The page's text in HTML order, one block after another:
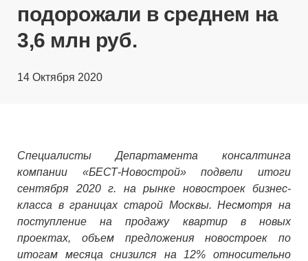
О КОМПАНИИ
подорожали в среднем на
3,6 млн руб.
14 Октября 2020
Специалисты Департамента консалтинга
компании «БЕСТ-Новострой» подвели итоги
сентября 2020 г. на рынке новостроек бизнес-
класса в границах старой Москвы. Несмотря на
поступление на продажу квартир в новых
проектах, объем предложения новостроек по
итогам месяца снизился на 12% относительно